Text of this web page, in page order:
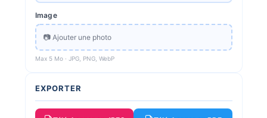
Image
📷 Ajouter une photo
Max 5 Mo · JPG, PNG, WebP
EXPORTER